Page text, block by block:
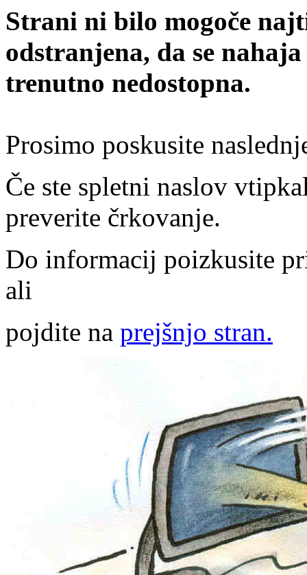
Strani ni bilo mogoče
odstranjena, da se
trenutno nedostopna.
Prosimo poskusite
Če ste spletni naslov
preverite črkovanje.
Do informacij poizkusite
ali
pojdite na prejšnjo stran.